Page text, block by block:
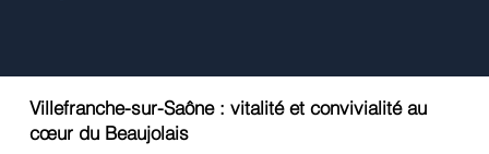
Villefranche-sur-Saône : vitalité et convivialité au
cœur du Beaujolais